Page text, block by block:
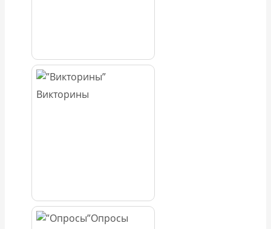
Викторины
Опросы